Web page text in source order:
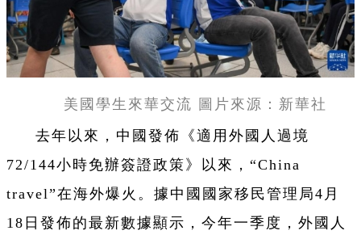
美國學生來華交流 圖片來源：新華社
去年以來，中國發佈《適用外國人過境
72/144小時免辦簽證政策》以來，“China
travel”在海外爆火。據中國國家移民管理局4月
18日發佈的最新數據顯示，今年一季度，外國人